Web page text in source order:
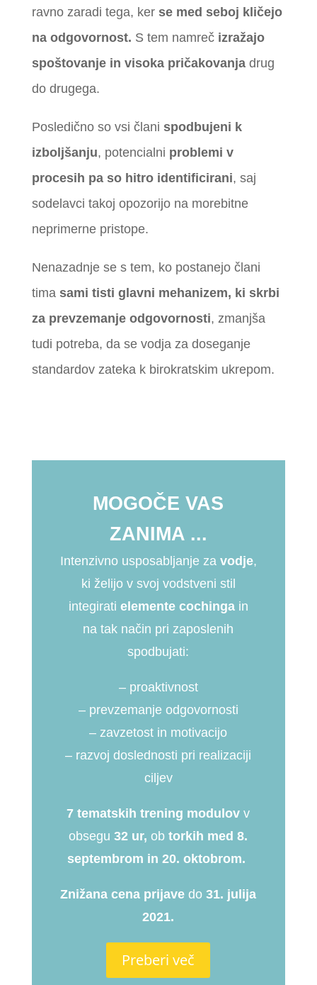
ravno zaradi tega, ker se med seboj kličejo
na odgovornost. S tem namreč izražajo
spoštovanje in visoka pričakovanjadrug
do drugega.
Posledično so vsi člani spodbujeni k
izboljšanju, potencialni problemi v
procesih pa so hitro identificirani, saj
sodelavci takoj opozorijo na morebitne
neprimerne pristope.
Nenazadnje se s tem, ko postanejo člani
tima sami tisti glavni mehanizem, ki skrbi
za prevzemanje odgovornosti, zmanjša
tudi potreba, da se vodja za doseganje
standardov zateka k birokratskim ukrepom.
MOGOČE VAS
ZANIMA ...
Intenzivno usposabljanje za vodje,
ki želijo v svoj vodstveni stil
integirati elemente cochingain
na tak način pri zaposlenih
spodbujati:
– proaktivnost
– prevzemanje odgovornosti
– zavzetost in motivacijo
– razvoj doslednosti pri realizaciji
ciljev
7 tematskih trening modulov v
obsegu32 ur,obtorkih med 8.
septembrom in 20. oktobrom.
Znižana cena prijave do 31. julija
2021.
Preberi več